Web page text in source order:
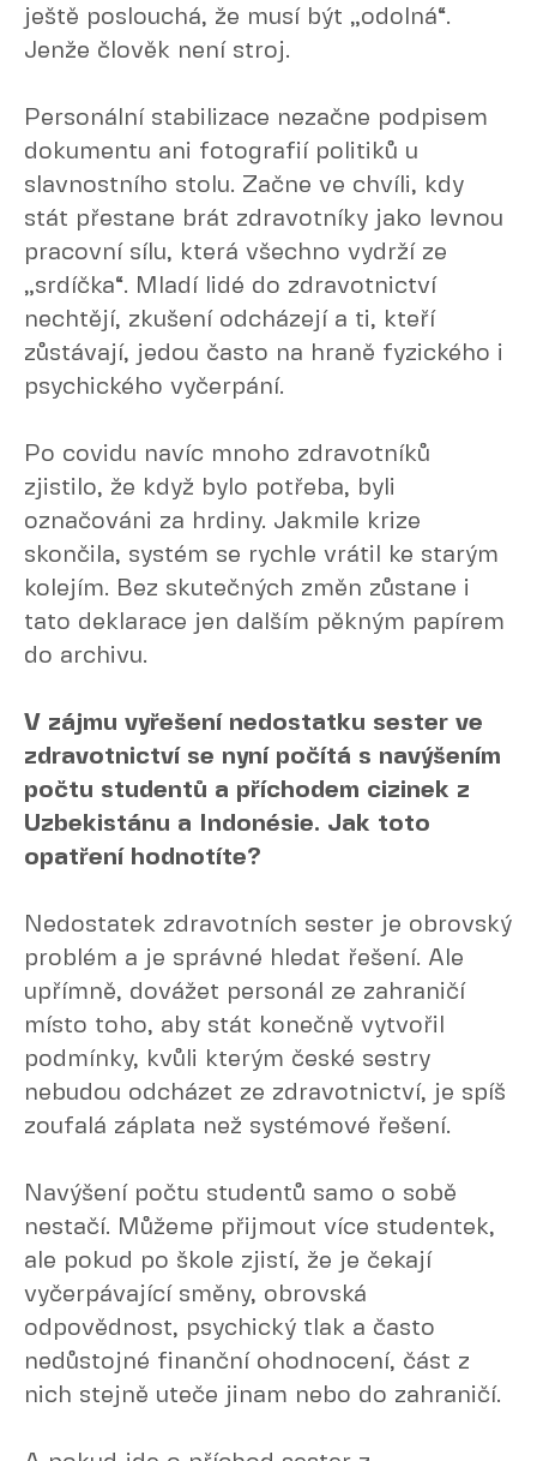
ještě poslouchá, že musí být „odolná“.
Jenže člověk není stroj.
Personální stabilizace nezačne podpisem
dokumentu ani fotografií politiků u
slavnostního stolu. Začne ve chvíli, kdy
stát přestane brát zdravotníky jako levnou
pracovní sílu, která všechno vydrží ze
„srdíčka“. Mladí lidé do zdravotnictví
nechtějí, zkušení odcházejí a ti, kteří
zůstávají, jedou často na hraně fyzického i
psychického vyčerpání.
Po covidu navíc mnoho zdravotníků
zjistilo, že když bylo potřeba, byli
označováni za hrdiny. Jakmile krize
skončila, systém se rychle vrátil ke starým
kolejím. Bez skutečných změn zůstane i
tato deklarace jen dalším pěkným papírem
do archivu.
V zájmu vyřešení nedostatku sester ve
zdravotnictví se nyní počítá s navýšením
počtu studentů a příchodem cizinek z
Uzbekistánu a Indonésie. Jak toto
opatření hodnotíte?
Nedostatek zdravotních sester je obrovský
problém a je správné hledat řešení. Ale
upřímně, dovážet personál ze zahraničí
místo toho, aby stát konečně vytvořil
podmínky, kvůli kterým české sestry
nebudou odcházet ze zdravotnictví, je spíš
zoufalá záplata než systémové řešení.
Navýšení počtu studentů samo o sobě
nestačí. Můžeme přijmout více studentek,
ale pokud po škole zjistí, že je čekají
vyčerpávající směny, obrovská
odpovědnost, psychický tlak a často
nedůstojné finanční ohodnocení, část z
nich stejně uteče jinam nebo do zahraničí.